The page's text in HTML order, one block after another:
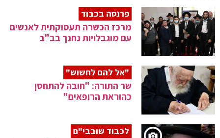
פרנסה בכבוד
מרכז הכשרה תעסוקתית לאנשים
עם מוגבלויות נחנך בב"ב
"אל להם לחשוש"
שר התורה: "חובה להתחסן
כהוראת הרופאים"
לכבוד שובבי"ם